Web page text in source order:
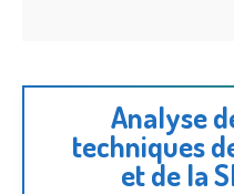
Analyse
techniques
et de la